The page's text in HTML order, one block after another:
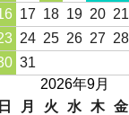
17 18 19 20 21
24 25 26 27 28
31
2026年9月
日
月 火 水 木 金